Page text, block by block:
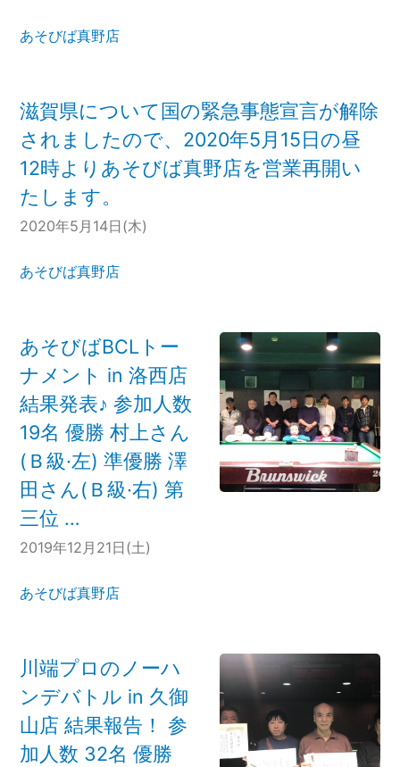
あそびば真野店
滋賀県について国の緊急事態宣言が解除
されましたので、2020年5月15日の昼
12時よりあそびば真野店を営業再開い
たします。
2020年5月14日(木)
あそびば真野店
あそびばBCLトー
ナメント in 洛西店
結果発表♪ 参加人数
19名 優勝 村上さん
(Ｂ級·左) 準優勝 澤
田さん(Ｂ級·右) 第
三位 …
2019年12月21日(土)
あそびば真野店
川端プロのノーハ
ンデバトル in 久御
山店 結果報告！ 参
加人数 32名 優勝